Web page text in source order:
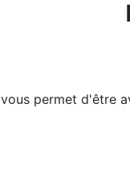
vous permet d'être